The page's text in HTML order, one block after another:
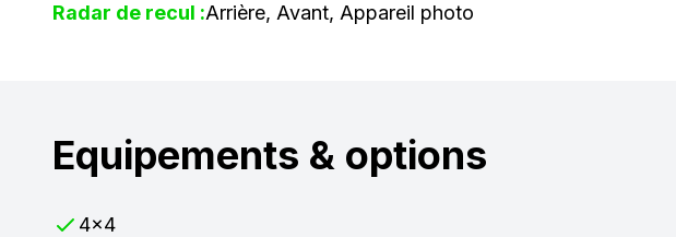
Radar de recul :Arrière, Avant, Appareil photo
Equipements & options
4x4